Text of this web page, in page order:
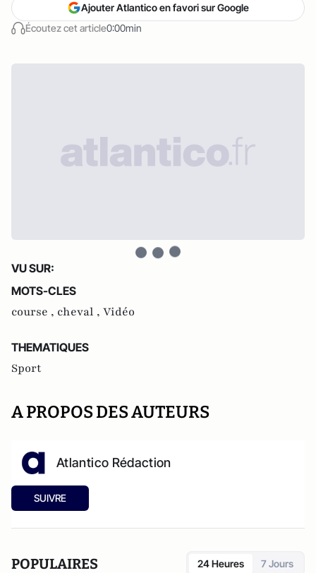
Écoutez cet article0:00min
Ajouter Atlantico en favori sur Google
VU SUR:
MOTS-CLES
course , cheval , Vidéo
THEMATIQUES
Sport
A PROPOS DES AUTEURS
Atlantico Rédaction
SUIVRE
POPULAIRES 24 Heures 7 Jours